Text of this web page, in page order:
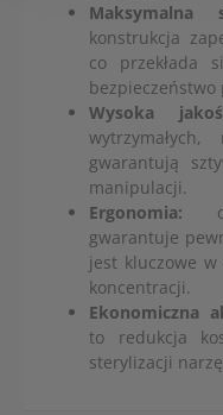
Maksymalna
konstrukcja
co przekłada
bezpieczeństwo
Wysoka
gwarantują
manipulacji.
Ergonomia:
gwarantuje
jest kluczowe w
koncentracji.
Ekonomiczna
to redukcja
sterylizacji